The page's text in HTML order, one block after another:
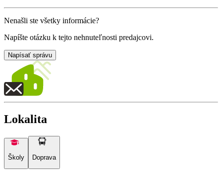
Nenašli ste všetky informácie?
Napíšte otázku k tejto nehnuteľnosti predajcovi.
Napísať správu
Lokalita
Školy Doprava